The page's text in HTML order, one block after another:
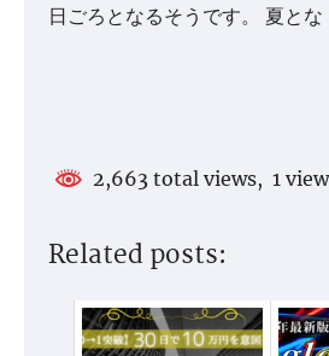
日ごろとなるそうです。 夏と
2,663 total views, 1
Related posts: